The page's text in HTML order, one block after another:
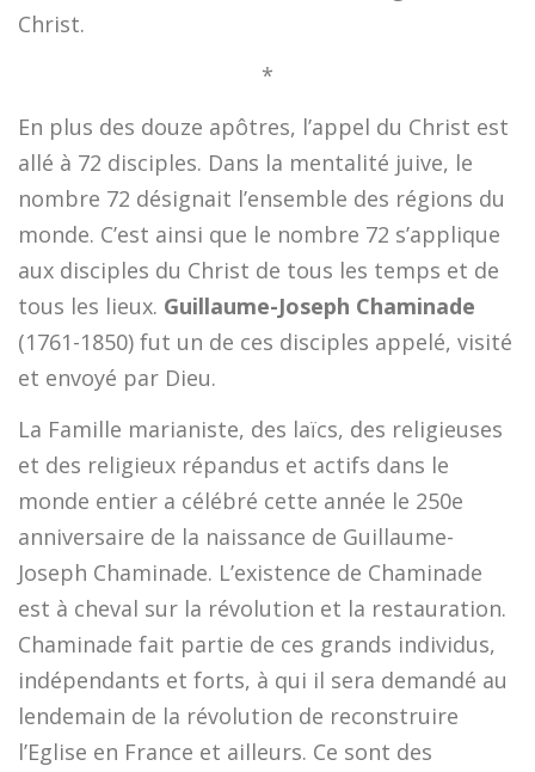
Christ.
*
En plus des douze apôtres, l’appel du Christ est
allé à 72 disciples. Dans la mentalité juive, le
nombre 72 désignait l’ensemble des régions du
monde. C’est ainsi que le nombre 72 s’applique
aux disciples du Christ de tous les temps et de
tous les lieux. Guillaume-Joseph Chaminade
(1761-1850) fut un de ces disciples appelé, visité
et envoyé par Dieu.
La Famille marianiste, des laïcs, des religieuses
et des religieux répandus et actifs dans le
monde entier a célébré cette année le 250e
anniversaire de la naissance de Guillaume-
Joseph Chaminade. L’existence de Chaminade
est à cheval sur la révolution et la restauration.
Chaminade fait partie de ces grands individus,
indépendants et forts, à qui il sera demandé au
lendemain de la révolution de reconstruire
l’Eglise en France et ailleurs. Ce sont des